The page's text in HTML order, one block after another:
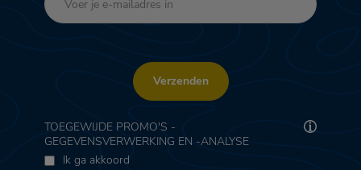
Verzenden
TOEGEWIJDE PROMO'S -
GEGEVENSVERWERKING EN -ANALYSE
Ik ga akkoord